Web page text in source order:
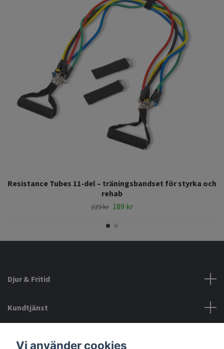
Resistance Tubes 11-del – träningsbandset för styrka och
rehab
229 kr 189 kr
Djur & Fritid
Kundtjänst
Vi använder cookies